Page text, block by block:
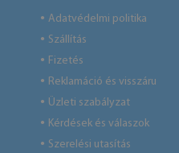
● Adatvédelmi politika
● Szállítás
● Fizetés
● Reklamáció és visszáru
● Üzleti szabályzat
● Kérdések és válaszok
● Szerelési utasítás